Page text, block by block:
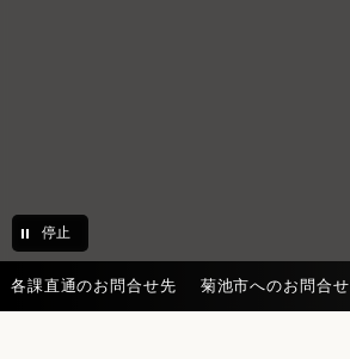
停止
各課直通のお問合せ先 菊池市へのお問合せ